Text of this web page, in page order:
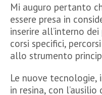
Mi auguro pertanto
essere presa in
inserire all’interno
corsi specifici,
allo strumento
Le nuove
in resina, con l’ausilio